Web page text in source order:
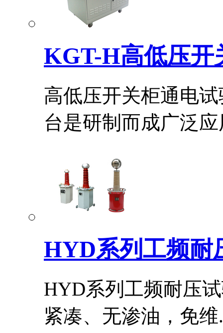
KGT-H高低压开
高低压开关柜通电
台是研制而成广泛应
HYD系列工频耐
HYD系列工频耐压
紧凑、无渗油，免维